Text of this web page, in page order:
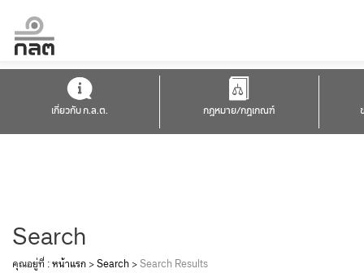
เกี่ยวกับ ก.ล.ต. กฎหมาย/กฎเกณฑ์
Search
คุณอยู่ที่ :หน้าแรก >Search >Search Results